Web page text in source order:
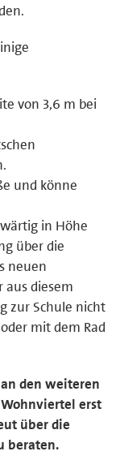
von 3,6 m bei
und könne
in Höhe
über die
neuen
aus diesem
zur Schule nicht
mit dem Rad
den weiteren
erst
über die
beraten.